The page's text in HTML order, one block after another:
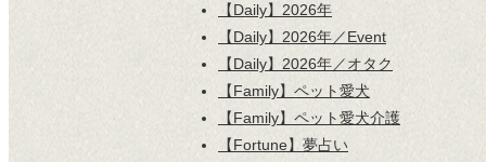
【Daily】2026年
【Daily】2026年／Event
【Daily】2026年／オタク
【Family】ペット愛犬
【Family】ペット愛犬介護
【Fortune】夢占い